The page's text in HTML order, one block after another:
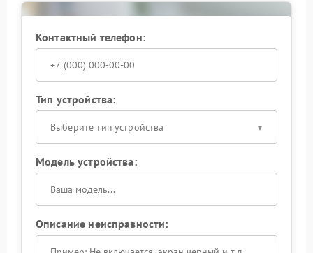
Контактный телефон:
Тип устройства:
Выберите тип устройства
Модель устройства:
Описание неисправности: